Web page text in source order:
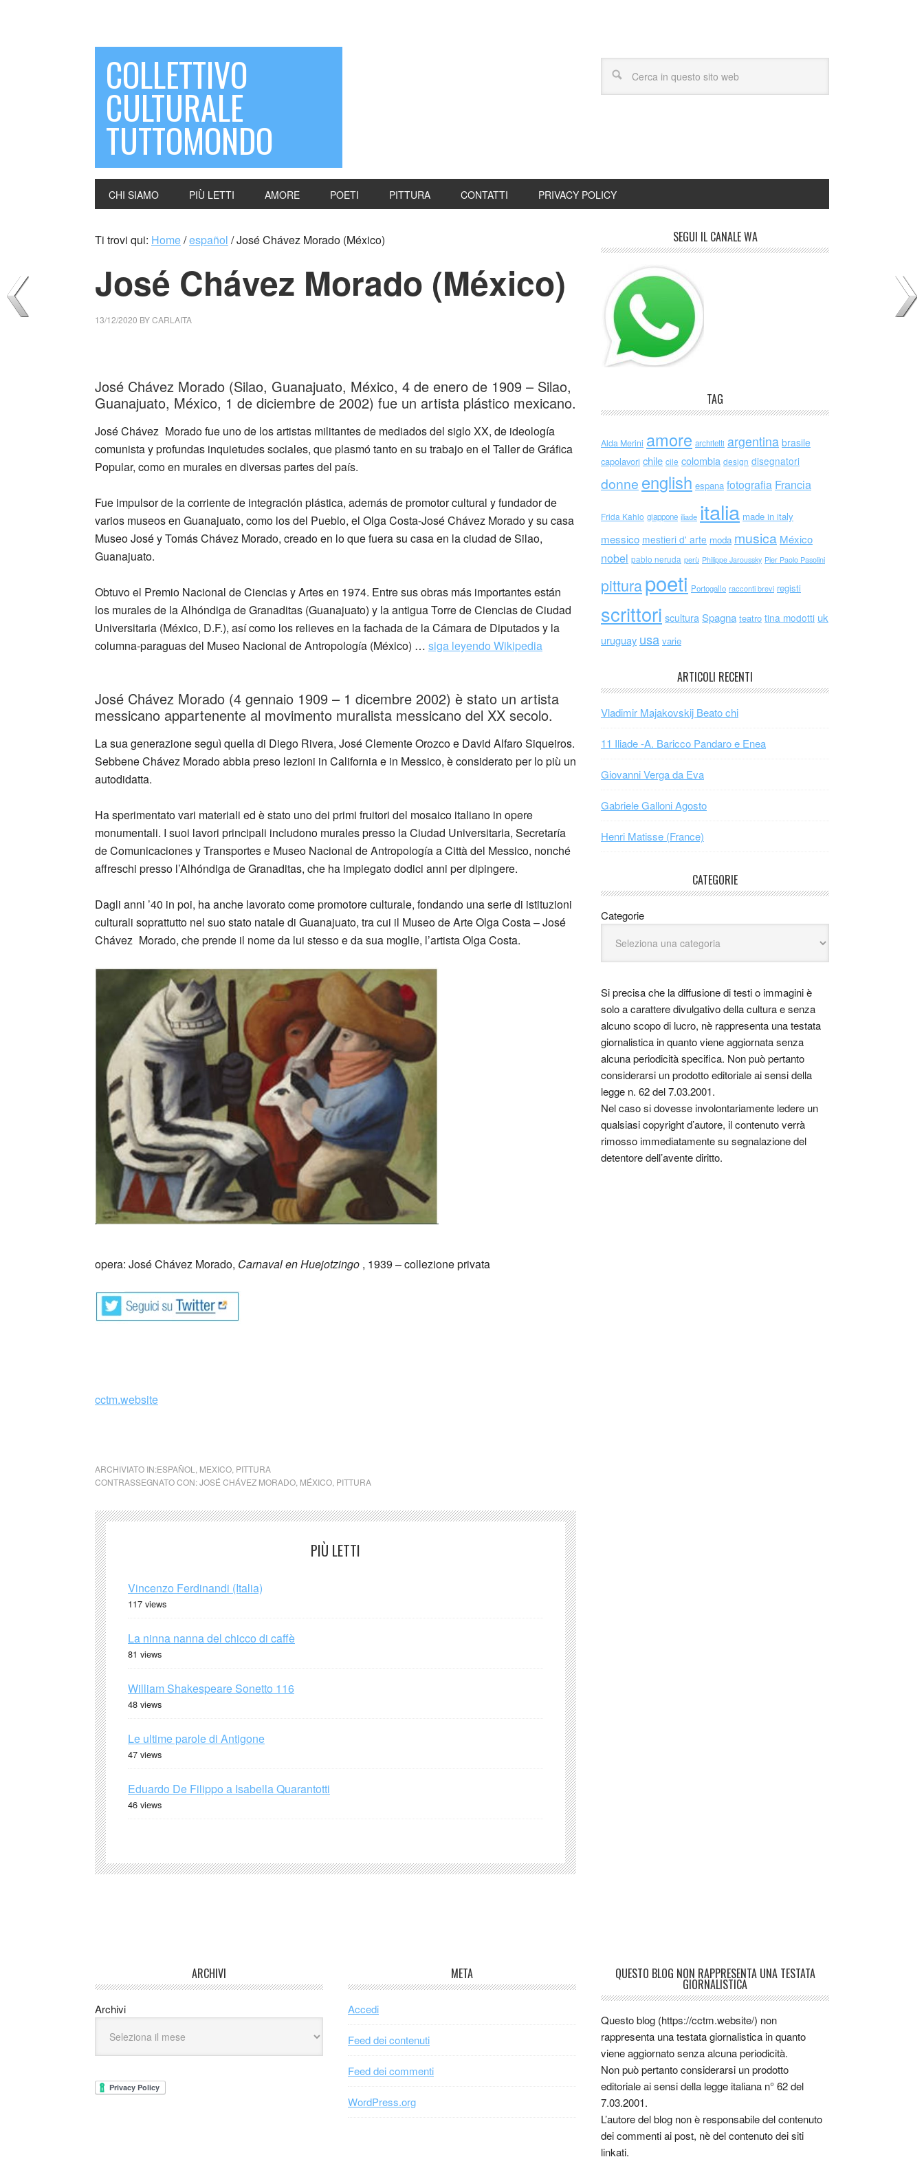
COLLETTIVO
CULTURALE
TUTTOMONDO
CHI SIAMO PIÙ LETTI AMORE POETI PITTURA CONTATTI PRIVACY POLICY
Ti trovi qui: Home/español /José Chávez Morado (México)
José Chávez Morado (México)
13/12/2020 BYCARLAITA
José Chávez Morado (Silao, Guanajuato, México, 4 de enero de 1909 – Silao,
Guanajuato, México, 1 de diciembre de 2002) fue un artista plástico mexicano.
José Chávez Morado fue uno de los artistas militantes de mediados del siglo XX, de ideología
comunista y profundas inquietudes sociales, que plasmó tanto en su trabajo en el Taller de Gráfica
Popular, como en murales en diversas partes del país.
Fue impulsor de la corriente de integración plástica, además de promotor cultural y fundador de
varios museos en Guanajuato, como los del Pueblo, el Olga Costa-José Chávez Morado y su casa
Museo José y Tomás Chávez Morado, creado en lo que fuera su casa en la ciudad de Silao,
Guanajuato.
Obtuvo el Premio Nacional de Ciencias y Artes en 1974. Entre sus obras más importantes están
los murales de la Alhóndiga de Granaditas (Guanajuato) y la antigua Torre de Ciencias de Ciudad
Universitaria (México, D.F.), así como los relieves en la fachada de la Cámara de Diputados y la
columna-paraguas del Museo Nacional de Antropología (México) … siga leyendo Wikipedia
José Chávez Morado (4 gennaio 1909 – 1 dicembre 2002) è stato un artista
messicano appartenente al movimento muralista messicano del XX secolo.
La sua generazione seguì quella di Diego Rivera, José Clemente Orozco e David Alfaro Siqueiros.
Sebbene Chávez Morado abbia preso lezioni in California e in Messico, è considerato per lo più un
autodidatta.
Ha sperimentato vari materiali ed è stato uno dei primi fruitori del mosaico italiano in opere
monumentali. I suoi lavori principali includono murales presso la Ciudad Universitaria, Secretaría
de Comunicaciones y Transportes e Museo Nacional de Antropología a Città del Messico, nonché
affreschi presso l’Alhóndiga de Granaditas, che ha impiegato dodici anni per dipingere.
Dagli anni ’40 in poi, ha anche lavorato come promotore culturale, fondando una serie di istituzioni
culturali soprattutto nel suo stato natale di Guanajuato, tra cui il Museo de Arte Olga Costa – José
Chávez Morado, che prende il nome da lui stesso e da sua moglie, l’artista Olga Costa.
opera: José Chávez Morado, Carnaval en Huejotzingo , 1939 – collezione privata
cctm.website
ARCHIVIATO IN:ESPAÑOL MEXICO PITTURA
CONTRASSEGNATO CON:JOSÉ CHÁVEZ MORADO MÉXICO PITTURA
PIÙ LETTI
Vincenzo Ferdinandi (Italia)
117 views
La ninna nanna del chicco di caffè
81 views
William Shakespeare Sonetto 116
48 views
Le ultime parole di Antigone
47 views
Eduardo De Filippo a Isabella Quarantotti
46 views
SEGUI IL CANALE WA
TAG
Alda Merini amore architetti argentina brasile
capolavori chile cile colombia design disegnatori
donne english espana fotografia Francia
Frida Kahlo giappone iliade italia made in italy
messico mestieri d' arte moda musica México
nobel pablo neruda perù Philippe Jaroussky Pier Paolo Pasolini
pitturapoeti Portogallo racconti brevi registi
scrittori scultura Spagna teatro tina modotti uk
uruguay usa varie
ARTICOLI RECENTI
Vladimir Majakovskij Beato chi
11 Iliade -A. Baricco Pandaro e Enea
Giovanni Verga da Eva
Gabriele Galloni Agosto
Henri Matisse (France)
CATEGORIE
Categorie
Si precisa che la diffusione di testi o immagini è
solo a carattere divulgativo della cultura e senza
alcuno scopo di lucro, nè rappresenta una testata
giornalistica in quanto viene aggiornata senza
alcuna periodicità specifica. Non può pertanto
considerarsi un prodotto editoriale ai sensi della
legge n. 62 del 7.03.2001.
Nel caso si dovesse involontariamente ledere un
qualsiasi copyright d’autore, il contenuto verrà
rimosso immediatamente su segnalazione del
detentore dell’avente diritto.
ARCHIVI
Archivi
META
Accedi
Feed dei contenuti
Feed dei commenti
WordPress.org
QUESTO BLOG NON RAPPRESENTA UNA TESTATA
GIORNALISTICA
Questo blog (https://cctm.website/) non
rappresenta una testata giornalistica in quanto
viene aggiornato senza alcuna periodicità.
Non può pertanto considerarsi un prodotto
editoriale ai sensi della legge italiana n° 62 del
7.03.2001.
L’autore del blog non è responsabile del contenuto
dei commenti ai post, nè del contenuto dei siti
linkati.